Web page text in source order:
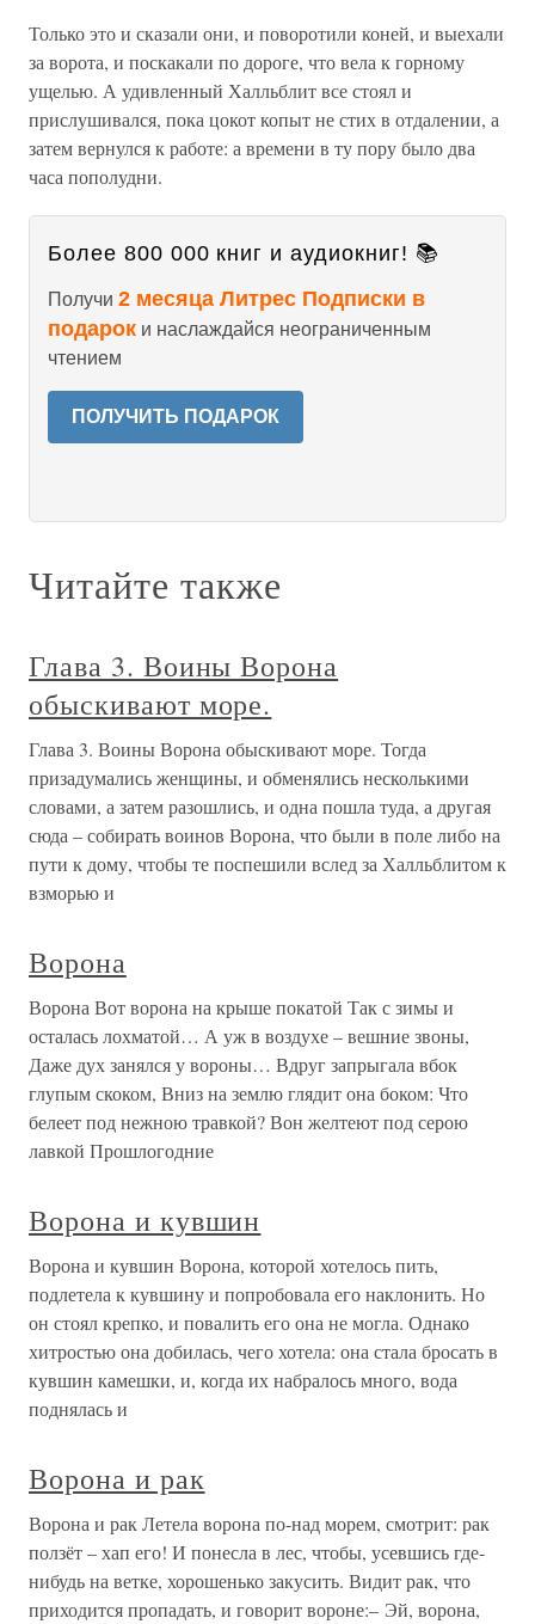
Только это и сказали они, и поворотили коней, и выехали
за ворота, и поскакали по дороге, что вела к горному
ущелью. А удивленный Халльблит все стоял и
прислушивался, пока цокот копыт не стих в отдалении, а
затем вернулся к работе: а времени в ту пору было два
часа пополудни.
Более 800 000 книг и аудиокниг! 📚
Получи 2 месяца Литрес Подписки в
подарок и наслаждайся неограниченным
чтением
ПОЛУЧИТЬ ПОДАРОК
Читайте также
Глава 3. Воины Ворона
обыскивают море.
Глава 3. Воины Ворона обыскивают море. Тогда
призадумались женщины, и обменялись несколькими
словами, а затем разошлись, и одна пошла туда, а другая
сюда – собирать воинов Ворона, что были в поле либо на
пути к дому, чтобы те поспешили вслед за Халльблитом к
взморью и
Ворона
Ворона Вот ворона на крыше покатой Так с зимы и
осталась лохматой… А уж в воздухе – вешние звоны,
Даже дух занялся у вороны… Вдруг запрыгала вбок
глупым скоком, Вниз на землю глядит она боком: Что
белеет под нежною травкой? Вон желтеют под серою
лавкой Прошлогодние
Ворона и кувшин
Ворона и кувшин Ворона, которой хотелось пить,
подлетела к кувшину и попробовала его наклонить. Но
он стоял крепко, и повалить его она не могла. Однако
хитростью она добилась, чего хотела: она стала бросать в
кувшин камешки, и, когда их набралось много, вода
поднялась и
Ворона и рак
Ворона и рак Летела ворона по-над морем, смотрит: рак
ползёт – хап его! И понесла в лес, чтобы, усевшись где-
нибудь на ветке, хорошенько закусить. Видит рак, что
приходится пропадать, и говорит вороне:– Эй, ворона,